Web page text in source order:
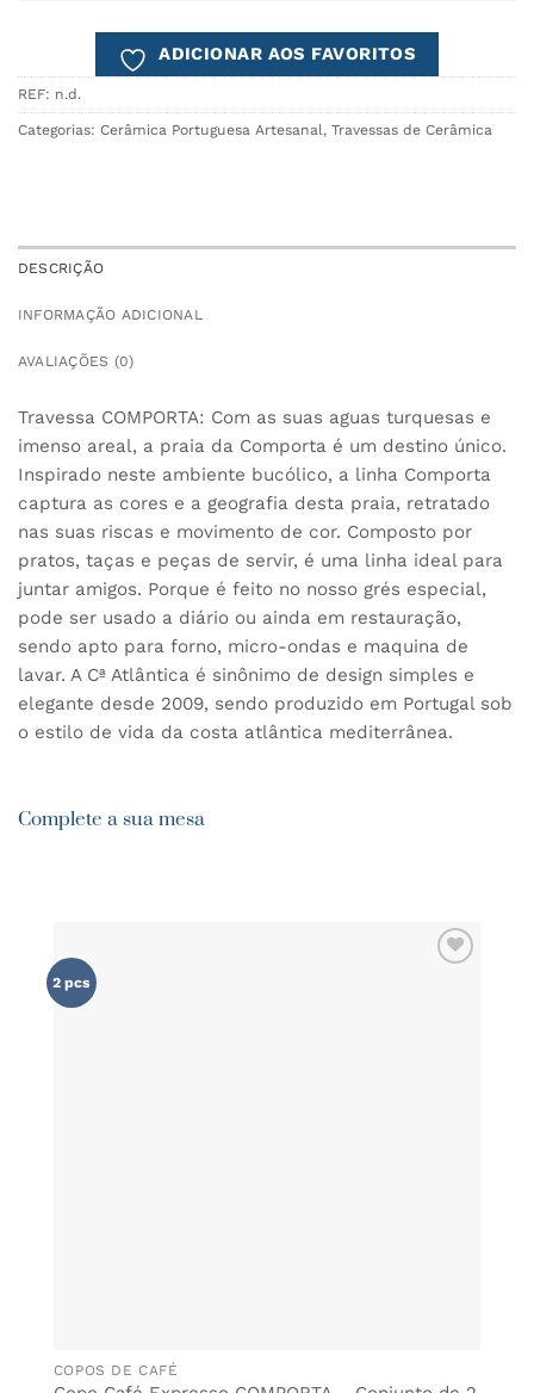
ADICIONAR AOS FAVORITOS
REF: n.d.
Categorias: Cerâmica Portuguesa Artesanal, Travessas de Cerâmica
DESCRIÇÃO
INFORMAÇÃO ADICIONAL
AVALIAÇÕES (0)
Travessa COMPORTA: Com as suas aguas turquesas e
imenso areal, a praia da Comporta é um destino único.
Inspirado neste ambiente bucólico, a linha Comporta
captura as cores e a geografia desta praia, retratado
nas suas riscas e movimento de cor. Composto por
pratos, taças e peças de servir, é uma linha ideal para
juntar amigos. Porque é feito no nosso grés especial,
pode ser usado a diário ou ainda em restauração,
sendo apto para forno, micro-ondas e maquina de
lavar. A Cª Atlântica é sinônimo de design simples e
elegante desde 2009, sendo produzido em Portugal sob
o estilo de vida da costa atlântica mediterrânea.
Complete a sua mesa
2 pcs
COPOS DE CAFÉ